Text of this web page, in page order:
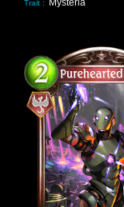
Trait : Mysteria